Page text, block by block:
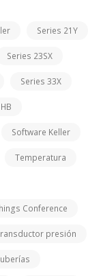
Series 21Y
Series 23SX
Series 33X
Software Keller
Temperatura
Conference
presión